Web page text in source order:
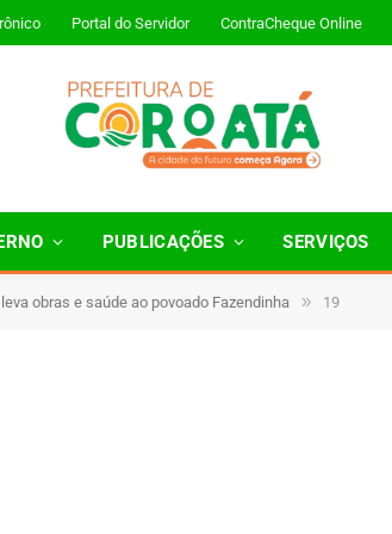
Portal do Servidor ContraCheque Online
PUBLICAÇÕES SERVIÇOS
obras e saúde ao povoado Fazendinha » 19